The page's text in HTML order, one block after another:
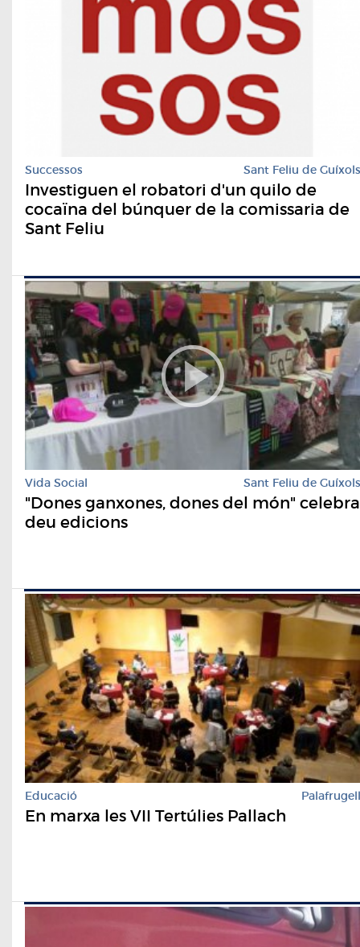
Successos Sant Feliu de Guíxols
Investiguen el robatori d'un quilo de
cocaïna del búnquer de la comissaria de
Sant Feliu
Vida Social Sant Feliu de Guíxols
"Dones ganxones, dones del món" celebra
deu edicions
Educació Palafrugell
En marxa les VII Tertúlies Pallach